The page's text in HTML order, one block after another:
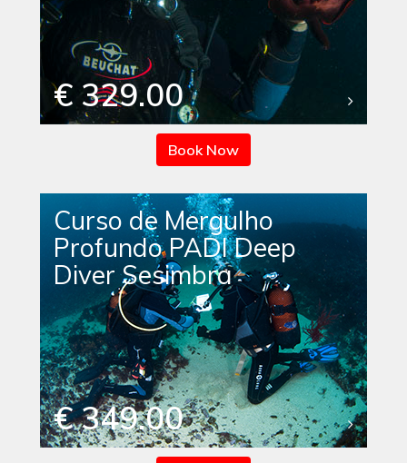
€ 329.00
Book Now
Curso de Mergulho
Profundo PADI Deep
Diver Sesimbra
€ 349.00